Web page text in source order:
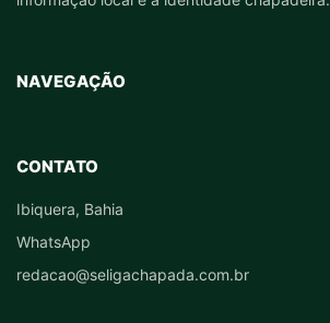
NAVEGAÇÃO
CONTATO
Ibiquera, Bahia
WhatsApp
redacao@seligachapada.com.br